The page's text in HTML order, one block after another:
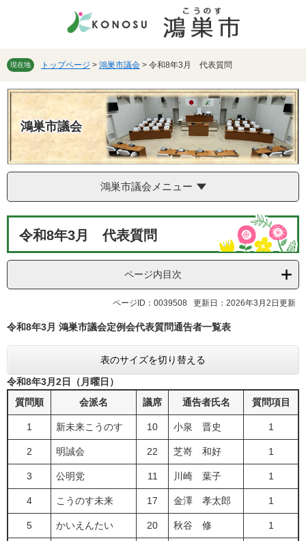
先
で
す。
を
ば
へ
現在地 トップページ > 鴻巣市議会 > 令和8年3月 代表質問
鴻巣市議会
鴻巣市議会メニュー
令和8年3月 代表質問
ページ内目次
ページID：0039508 更新日：2026年3月2日更新
令和8年3月 鴻巣市議会定例会代表質問通告者一覧表
表のサイズを切り替える
令和8年3月2日（月曜日）
質問順
会派名 議席 通告者氏名 質問項目
1 新未来こうのす 10 小泉 晋史 1
2 明誠会 22 芝嵜 和好 1
3 公明党 11 川崎 葉子 1
4 こうのす未来 17 金澤 孝太郎 1
5 かいえんたい 20 秋谷 修 1